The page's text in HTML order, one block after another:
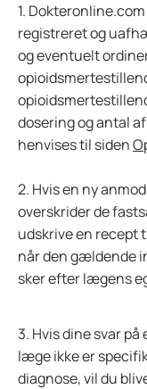
1.
registreret og
og eventuelt
dosering og antal
henvises til siden
2. Hvis en ny
overskrider de
udskrive en recept
når den gældende
sker efter lægens
3. Hvis dine svar
læge ikke er
diagnose, vil du